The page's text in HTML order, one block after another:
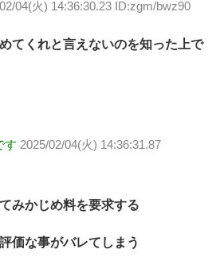
04(火) 14:36:30.23 ID:zgm/bwz90
てくれと言えないのを知った上で
す 2025/02/04(火) 14:36:31.87
みかじめ料を要求する
価な事がバレてしまう